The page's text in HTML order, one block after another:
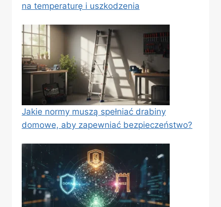
na temperaturę i uszkodzenia
Jakie normy muszą spełniać drabiny
domowe, aby zapewniać bezpieczeństwo?